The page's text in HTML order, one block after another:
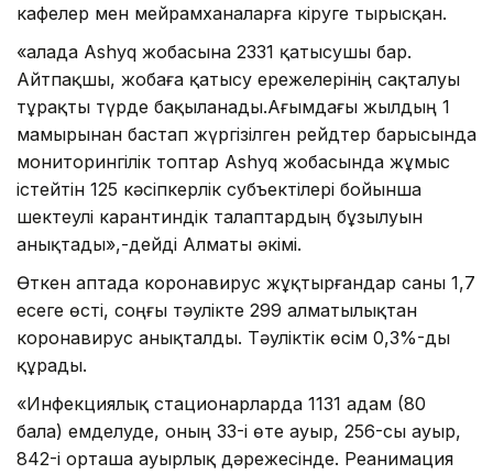
кафелер мен мейрамханаларға кіруге тырысқан.
«Қалада Ashyq жобасына 2331 қатысушы бар.
Айтпақшы, жобаға қатысу ережелерінің сақталуы
тұрақты түрде бақыланады.Ағымдағы жылдың 1
мамырынан бастап жүргізілген рейдтер барысында
мониторингілік топтар Ashyq жобасында жұмыс
істейтін 125 кәсіпкерлік субъектілері бойынша
шектеулі карантиндік талаптардың бұзылуын
анықтады»,-дейді Алматы әкімі.
Өткен аптада коронавирус жұқтырғандар саны 1,7
есеге өсті, соңғы тәулікте 299 алматылықтан
коронавирус анықталды. Тәуліктік өсім 0,3%-ды
құрады.
«Инфекциялық стационарларда 1131 адам (80
бала) емделуде, оның 33-і өте ауыр, 256-сы ауыр,
842-і орташа ауырлық дәрежесінде. Реанимация